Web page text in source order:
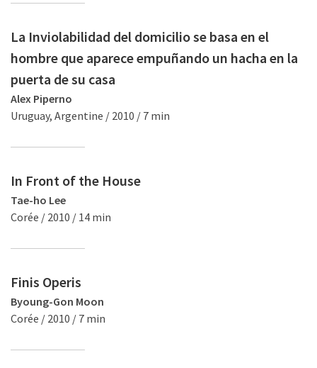
La Inviolabilidad del domicilio se basa en el
hombre que aparece empuñando un hacha en la
puerta de su casa
Alex Piperno
Uruguay, Argentine / 2010 / 7 min
In Front of the House
Tae-ho Lee
Corée / 2010 / 14 min
Finis Operis
Byoung-Gon Moon
Corée / 2010 / 7 min